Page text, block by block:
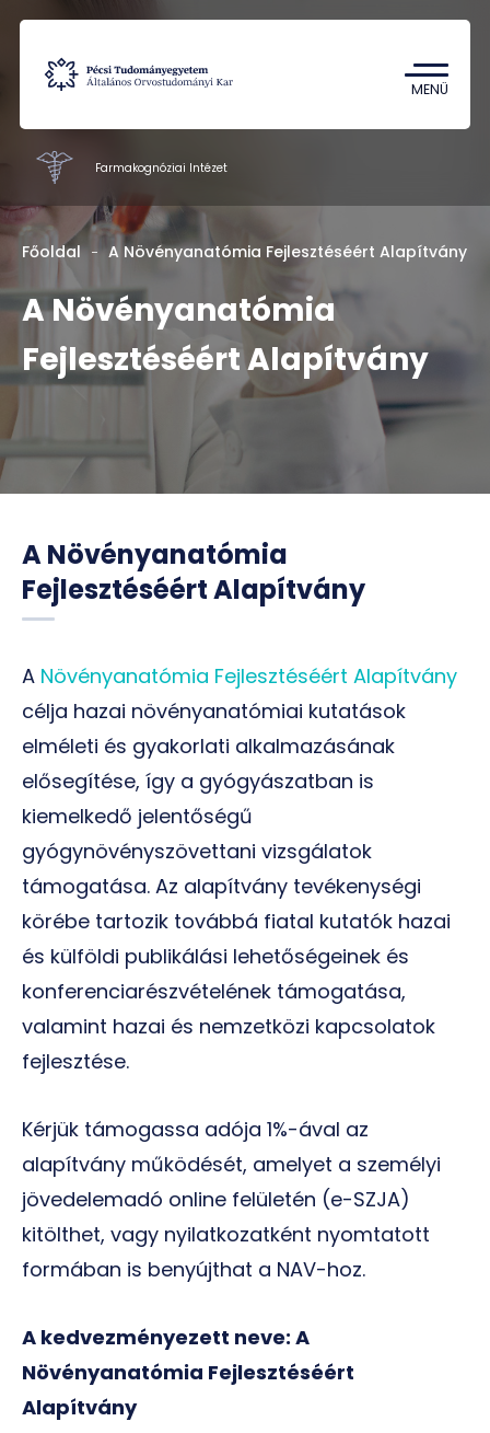
MENÜ
Tantárgykereső
Campus térkép
GYTK intézetei
Oktatás
Kutatás
Munkatársak
Rólunk
Nyelv
Farmakognóziai Intézet
Főoldal A Növényanatómia Fejlesztéséért Alapítvány
A Növényanatómia
Fejlesztéséért Alapítvány
A Növényanatómia
Fejlesztéséért Alapítvány
A Növényanatómia Fejlesztéséért Alapítvány
célja hazai növényanatómiai kutatások
elméleti és gyakorlati alkalmazásának
elősegítése, így a gyógyászatban is
kiemelkedő jelentőségű
gyógynövényszövettani vizsgálatok
támogatása. Az alapítvány tevékenységi
körébe tartozik továbbá fiatal kutatók hazai
és külföldi publikálási lehetőségeinek és
konferenciarészvételének támogatása,
valamint hazai és nemzetközi kapcsolatok
fejlesztése.
Kérjük támogassa adója 1%-ával az
alapítvány működését, amelyet a személyi
jövedelemadó online felületén (e-SZJA)
kitölthet, vagy nyilatkozatként nyomtatott
formában is benyújthat a NAV-hoz.
A kedvezményezett neve: A
Növényanatómia Fejlesztéséért
Alapítvány